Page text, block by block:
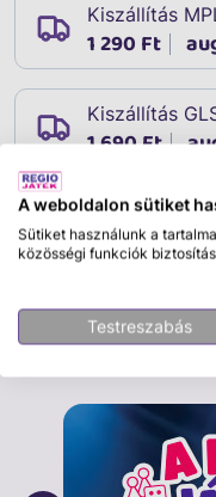
Kiszállítás
1 290 Ft
Kiszállítás
1 690 Ft
Leírás
A weboldalon sütiket
Sütiket használunk a
közösségi funkciók
Testreszabás